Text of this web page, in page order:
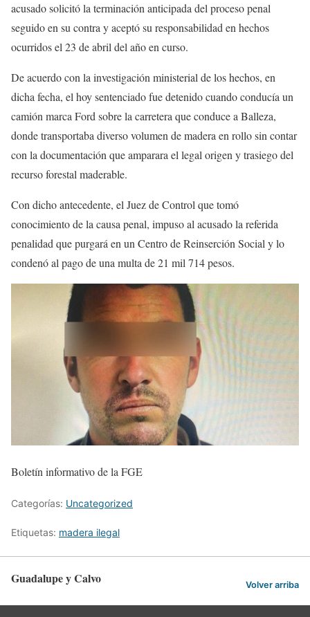
acusado solicitó la terminación anticipada del proceso penal
seguido en su contra y aceptó su responsabilidad en hechos
ocurridos el 23 de abril del año en curso.
De acuerdo con la investigación ministerial de los hechos, en
dicha fecha, el hoy sentenciado fue detenido cuando conducía un
camión marca Ford sobre la carretera que conduce a Balleza,
donde transportaba diverso volumen de madera en rollo sin contar
con la documentación que amparara el legal origen y trasiego del
recurso forestal maderable.
Con dicho antecedente, el Juez de Control que tomó
conocimiento de la causa penal, impuso al acusado la referida
penalidad que purgará en un Centro de Reinserción Social y lo
condenó al pago de una multa de 21 mil 714 pesos.
Boletín informativo de la FGE
Categorías: Uncategorized
Etiquetas: madera ilegal
Guadalupe y Calvo Volver arriba